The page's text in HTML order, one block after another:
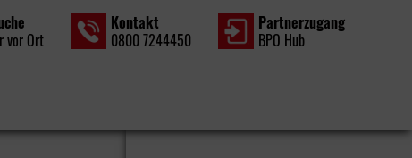
vor Ort
Kontakt
0800 7244450
Partner­zugang
BPO Hub